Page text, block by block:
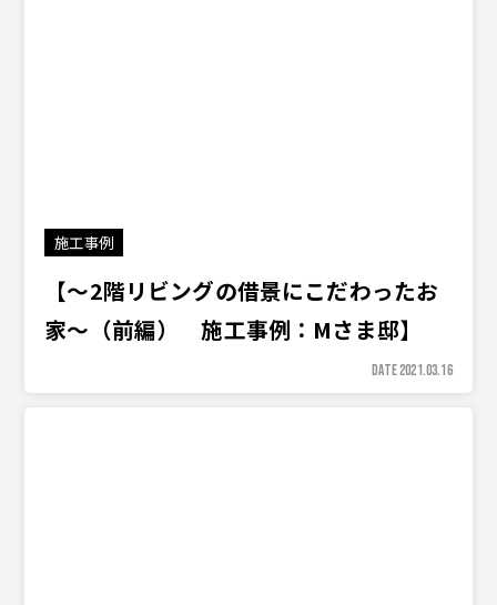
施工事例
【〜2階リビングの借景にこだわったお
家〜（前編） 施工事例：Mさま邸】
DATE 2021.03.16